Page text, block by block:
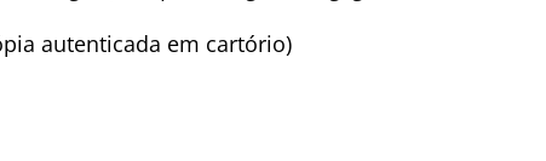
autenticada em cartório)